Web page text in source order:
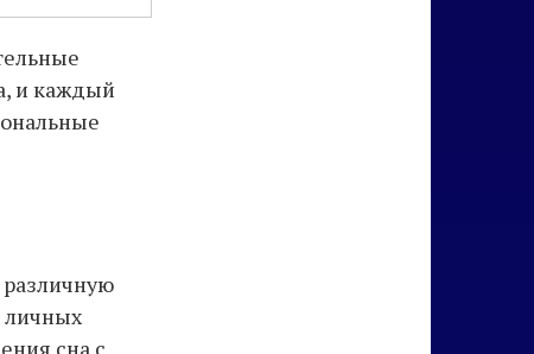
и каждый
личных
сна с